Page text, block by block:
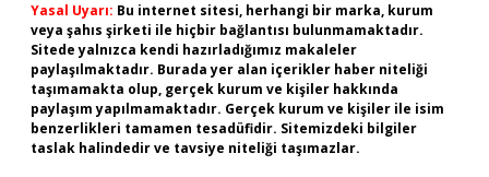
Yasal Uyarı: Bu internet sitesi, herhangi bir marka, kurum
veya şahıs şirketi ile hiçbir bağlantısı bulunmamaktadır.
Sitede yalnızca kendi hazırladığımız makaleler
paylaşılmaktadır. Burada yer alan içerikler haber niteliği
taşımamakta olup, gerçek kurum ve kişiler hakkında
paylaşım yapılmamaktadır. Gerçek kurum ve kişiler ile isim
benzerlikleri tamamen tesadüfidir. Sitemizdeki bilgiler
taslak halindedir ve tavsiye niteliği taşımazlar.